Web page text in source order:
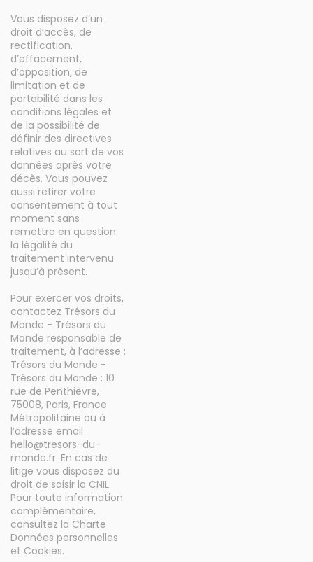
Vous disposez d’un
droit d’accès, de
rectification,
d’effacement,
d’opposition, de
limitation et de
portabilité dans les
conditions légales et
de la possibilité de
définir des directives
relatives au sort de vos
données après votre
décès. Vous pouvez
aussi retirer votre
consentement à tout
moment sans
remettre en question
la légalité du
traitement intervenu
jusqu’à présent.
Pour exercer vos droits,
contactez Trésors du
Monde - Trésors du
Monde responsable de
traitement, à l’adresse :
Trésors du Monde -
Trésors du Monde : 10
rue de Penthièvre,
75008, Paris, France
Métropolitaine ou à
l’adresse email
hello@tresors-du-
monde.fr. En cas de
litige vous disposez du
droit de saisir la CNIL.
Pour toute information
complémentaire,
consultez la Charte
Données personnelles
et Cookies.